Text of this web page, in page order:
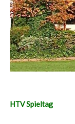
HTV Spieltag